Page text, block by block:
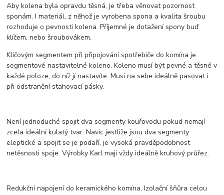
Aby kolena byla opravdu těsná, je třeba věnovat pozornost
sponám. I materiál, z něhož je vyrobena spona a kvalita šroubu
rozhoduje o pevnosti kolena. Příjemné je dotažení spony buď
klíčem, nebo šroubovákem.
Klíčovým segmentem při připojování spotřebiče do komína je
segmentové nastavitelné koleno. Koleno musí být pevné a těsné v
každé poloze, do níž jí nastavíte. Musí na sebe ideálně pasovat i
při odstranění stahovací pásky.
Není jednoduché spojit dva segmenty kouřovodu pokud nemají
zcela ideální kulatý tvar. Navíc jestliže jsou dva segmenty
eleptické a spojit se je podaří, je vysoká pravděpodobnost
netěsnosti spoje. Výrobky Karl mají vždy ideálně kruhový průřez.
Redukční napojení do keramického komína. Izolační šňůra celou